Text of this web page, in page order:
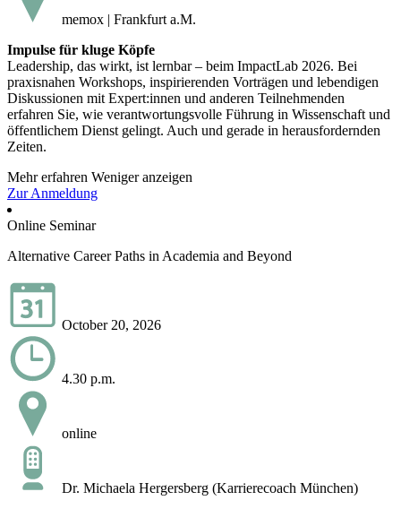
memox | Frankfurt a.M.
Impulse für kluge Köpfe
Leadership, das wirkt, ist lernbar – beim ImpactLab 2026. Bei
praxisnahen Workshops, inspirierenden Vorträgen und lebendigen
Diskussionen mit Expert:innen und anderen Teilnehmenden
erfahren Sie, wie verantwortungsvolle Führung in Wissenschaft und
öffentlichem Dienst gelingt. Auch und gerade in herausfordernden
Zeiten.
Mehr erfahren Weniger anzeigen
Zur Anmeldung
Online Seminar
Alternative Career Paths in Academia and Beyond
October 20, 2026
4.30 p.m.
online
Dr. Michaela Hergersberg (Karrierecoach München)